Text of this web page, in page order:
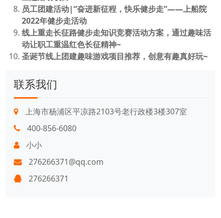
员工团建活动|“奋进新征程，快乐健步走”——上船院
2022年健步走活动
线上重走长征路健步走知识竞赛活动方案，通过趣味活
动让职工重温红色长征精神~
圣诞节线上团建趣味游戏项目推荐，创意有趣真好玩~
联系我们
上海市杨浦区平凉路2103号老行政楼3楼307室
400-856-6080
小小
276266371@qq.com
276266371